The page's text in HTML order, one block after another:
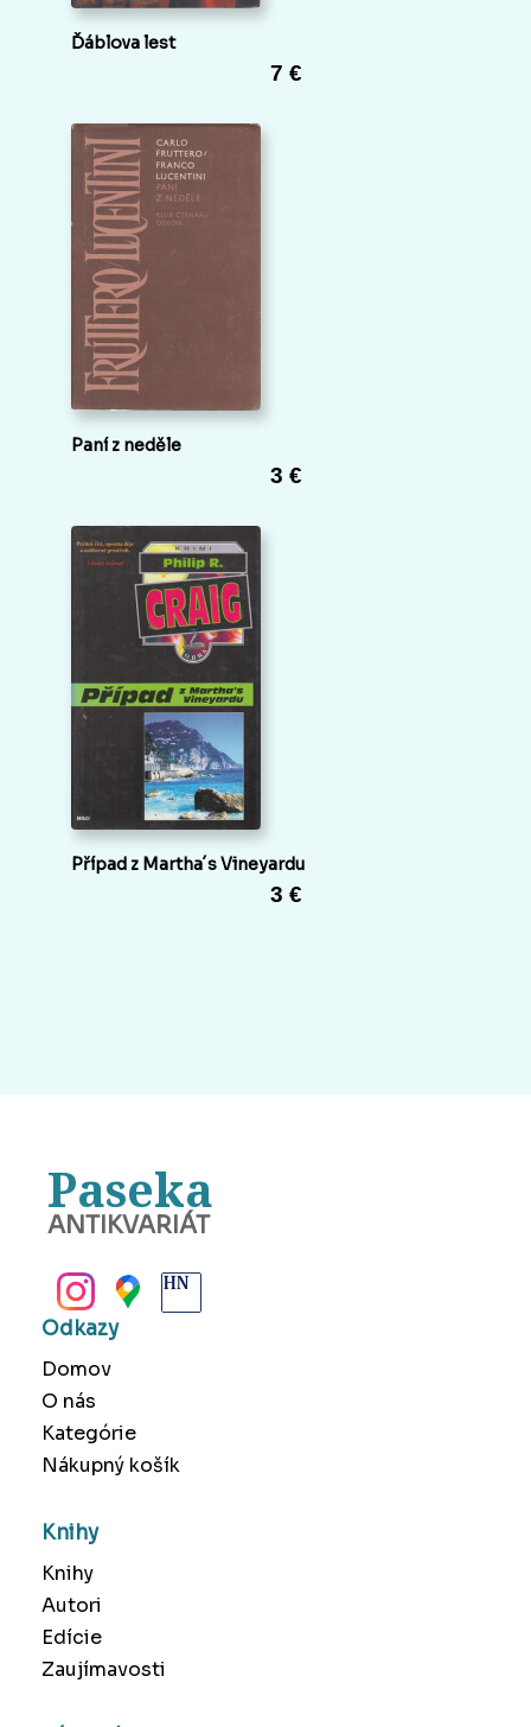
Ďáblova lest
7 €
Paní z neděle
3 €
Případ z Martha´s Vineyardu
3 €
Paseka
ANTIKVARIÁT
Odkazy
Domov
O nás
Kategórie
Nákupný košík
Knihy
Knihy
Autori
Edície
Zaujímavosti